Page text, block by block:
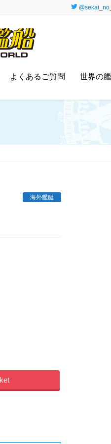
よくあるご質問 世界の
海外艦艇